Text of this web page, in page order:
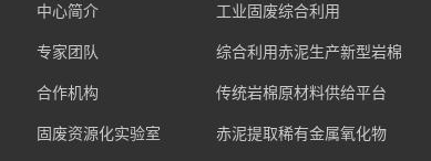
中心简介
专家团队
合作机构
固废资源化实验室
工业固废综合利用
综合利用赤泥生产新型岩棉
传统岩棉原材料供给平台
赤泥提取稀有金属氧化物